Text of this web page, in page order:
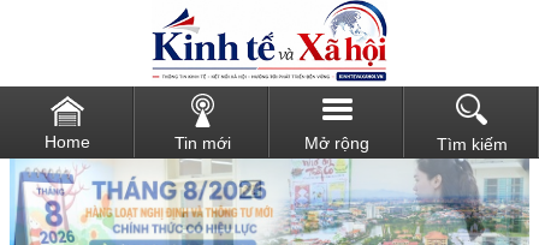
Home Tin mới Mở rộng Tìm kiếm